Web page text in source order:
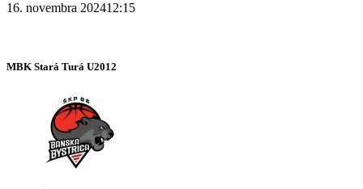
16. novembra 202412:15
MBK Stará Turá U2012